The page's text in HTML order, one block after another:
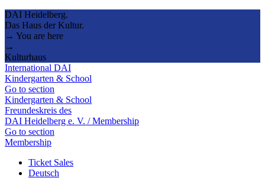
DAI Heidelberg.
Das Haus der Kultur.
→ You are here
→
Kulturhaus
International DAI
Kindergarten & School
Go to section
Kindergarten & School
Freundeskreis des
DAI Heidelberg e. V. / Membership
Go to section
Membership
Ticket Sales
Deutsch